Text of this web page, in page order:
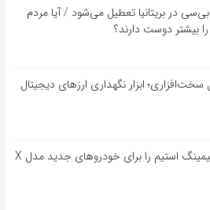
در بریتانیا تعطیل می‌شود / آیا مردم
را بیشتر دوست دارند؟
ابزار نگهداری ارزهای دیجیتال
تسلا سرویس گیمینگ استیم را برای خودروهای جدید مدل X